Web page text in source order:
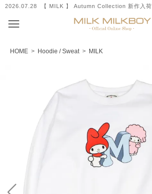
2026.07.28 【 MILK 】 Autumn Collection 新作入荷
HOME > Hoodie / Sweat> MILK